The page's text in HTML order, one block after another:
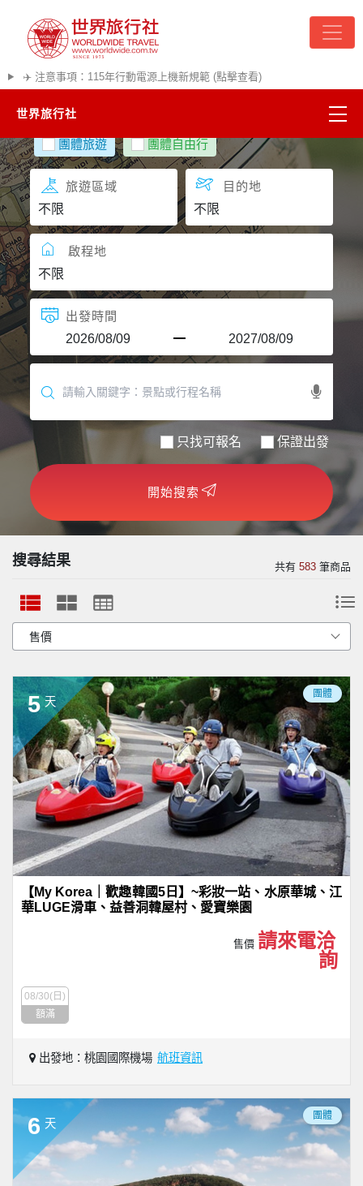
✈️ 注意事項：115年行動電源上機新規範 (點擊查看)
世界旅行社
精彩越南
熱門韓國
超夯日本
悠遊美加
遊輪河輪
世界臻旅
中東非洲
歐洲之旅
頂尖世界
二人成行
團體旅遊 團體自由行
旅遊區域 目的地
啟程地
出發時間
只找可報名 保證出發
開始搜索
搜尋結果 共有 583 筆商品
5 天
團體
【My Korea｜歡趣韓國5日】~彩妝一站、水原華城、江
華LUGE滑車、益善洞韓屋村、愛寶樂園
售價 請來電洽
詢
08/30(日)
額滿
出發地：桃園國際機場 航班資訊
6 天
團體